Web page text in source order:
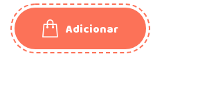
Adicionar